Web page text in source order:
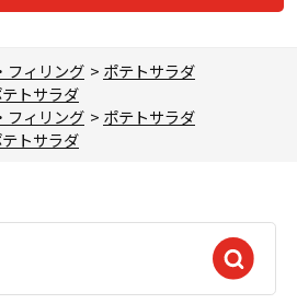
フィリング > ポテトサラダ
トサラダ
フィリング > ポテトサラダ
トサラダ